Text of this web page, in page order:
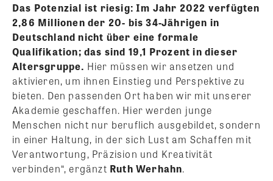
Das Potenzial ist riesig: Im Jahr 2022 verfügten
2,86 Millionen der 20- bis 34-Jährigen in
Deutschland nicht über eine formale
Qualifikation; das sind 19,1 Prozent in dieser
Altersgruppe. Hier müssen wir ansetzen und
aktivieren, um ihnen Einstieg und Perspektive zu
bieten. Den passenden Ort haben wir mit unserer
Akademie geschaffen. Hier werden junge
Menschen nicht nur beruflich ausgebildet, sondern
in einer Haltung, in der sich Lust am Schaffen mit
Verantwortung, Präzision und Kreativität
verbinden“, ergänzt Ruth Werhahn.